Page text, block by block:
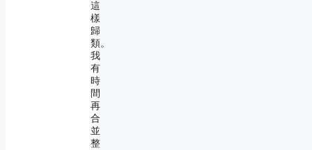
這
樣
歸
類。
我
有
時
間
再
合
並
整